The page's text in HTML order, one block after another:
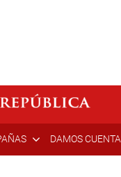
DAMOS CUENTA